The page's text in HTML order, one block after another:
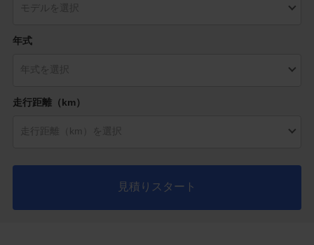
年式
走行距離（km）
見積りスタート